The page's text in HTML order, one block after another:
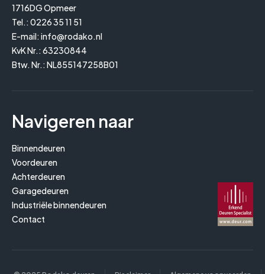
1716DG Opmeer
Tel.: 0226 35 11 51
E-mail: info@rodako.nl
KvK Nr.: 63230844
Btw. Nr.: NL855147258B01
Navigeren naar
Binnendeuren
Voordeuren
Achterdeuren
Garagedeuren
Industriële binnendeuren
Contact